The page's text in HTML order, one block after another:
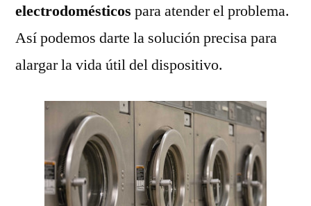
electrodomésticos para atender el problema.
Así podemos darte la solución precisa para
alargar la vida útil del dispositivo.